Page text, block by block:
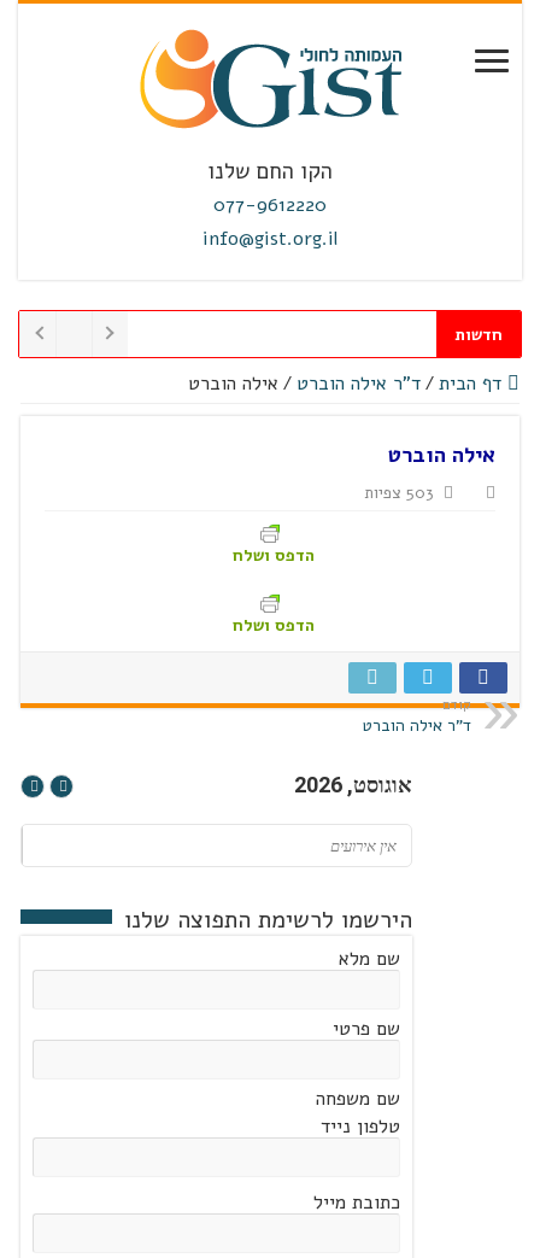
הקו החם שלנו
077-9612220
info@gist.org.il
חדשות
דף הבית/ד"ר אילה הוברט / אילה הוברט
אילה הוברט
503 צפיות
הדפס ושלח
הדפס ושלח
קודם
ד"ר אילה הוברט
אוגוסט, 2026
אין אירועים
הירשמו לרשימת התפוצה שלנו
שם מלא
שם פרטי
שם משפחה
טלפון נייד
כתובת מייל